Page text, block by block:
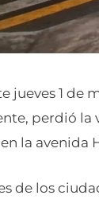
jueves 1 de
perdió la
la avenida
de los